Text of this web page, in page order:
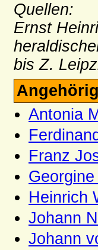
Quellen:
Ernst
bis Z.
Antonia
Franz
Heinrich
Johann
Johann